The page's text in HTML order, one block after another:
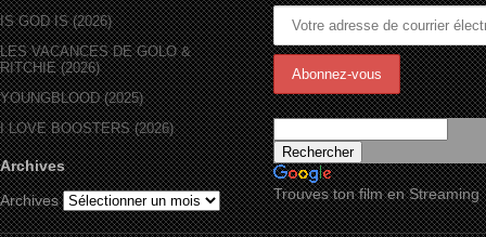
IS GOD IS (2026)
LES VACANCES DE GOLO &
RITCHIE (2026)
YOUNGBLOOD (2025)
I LOVE BOOSTERS (2026)
Archives
Archives
Trouves ton film en Streaming